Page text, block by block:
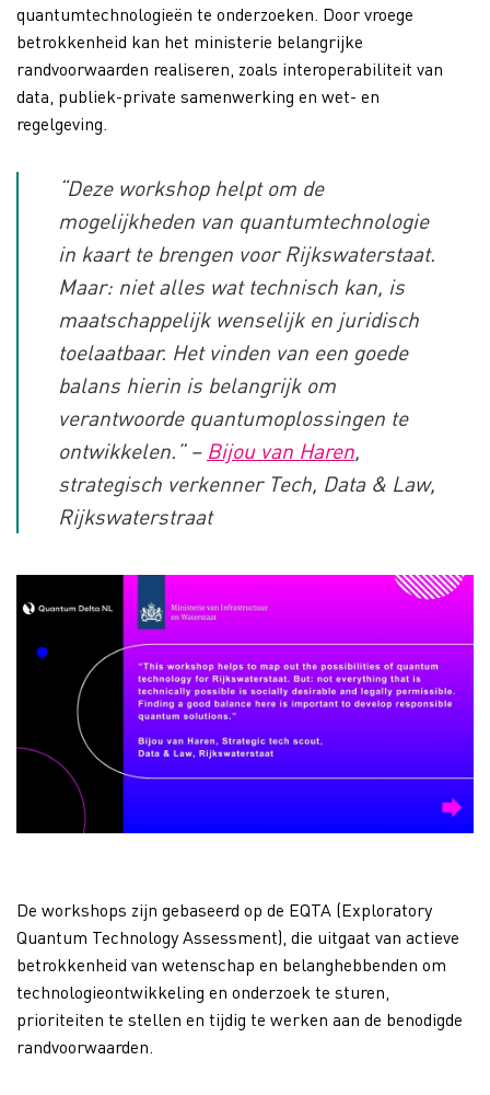
quantumtechnologieën te onderzoeken. Door vroege
betrokkenheid kan het ministerie belangrijke
randvoorwaarden realiseren, zoals interoperabiliteit van
data, publiek-private samenwerking en wet- en
regelgeving.
“Deze workshop helpt om de
mogelijkheden van quantumtechnologie
in kaart te brengen voor Rijkswaterstaat.
Maar: niet alles wat technisch kan, is
maatschappelijk wenselijk en juridisch
toelaatbaar. Het vinden van een goede
balans hierin is belangrijk om
verantwoorde quantumoplossingen te
ontwikkelen.”– Bijou van Haren,
strategisch verkenner Tech, Data & Law,
Rijkswaterstraat
De workshops zijn gebaseerd op de EQTA (Exploratory
Quantum Technology Assessment), die uitgaat van actieve
betrokkenheid van wetenschap en belanghebbenden om
technologieontwikkeling en onderzoek te sturen,
prioriteiten te stellen en tijdig te werken aan de benodigde
randvoorwaarden.